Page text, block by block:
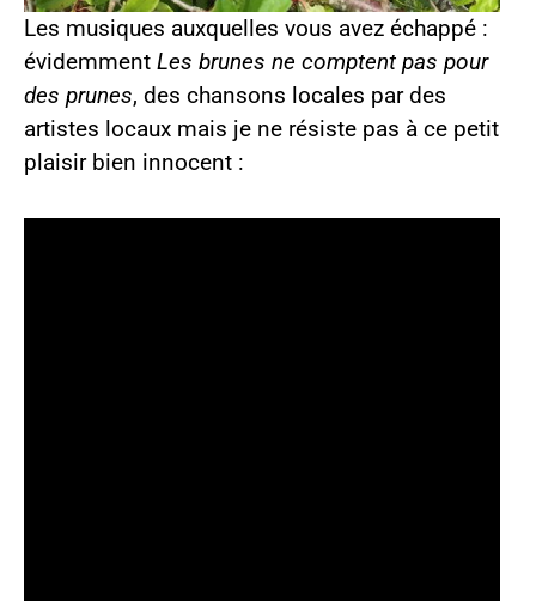
Les musiques auxquelles vous avez échappé :
évidemment Les brunes ne comptent pas pour
des prunes, des chansons locales par des
artistes locaux mais je ne résiste pas à ce petit
plaisir bien innocent :